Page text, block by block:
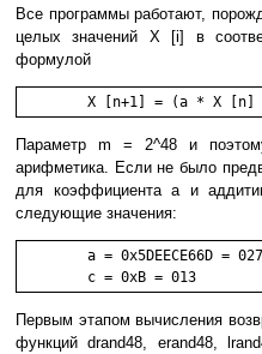
Все программы работают,
целых значений X [i] в
формулой
Параметр m = 2^48 и
арифметика. Если не было
для коэффициента a и
следующие значения:
Первым этапом вычисления
функций drand48, erand48,